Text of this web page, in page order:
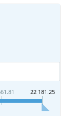
22 181.25